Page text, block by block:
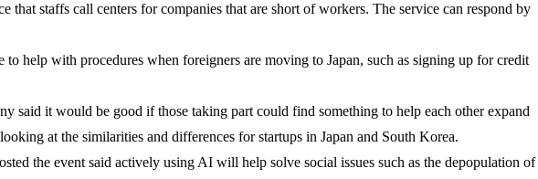
that staffs call centers for companies that are short of workers. The service can respond by
to help with procedures when foreigners are moving to Japan, such as signing up for credit
said it would be good if those taking part could find something to help each other expand
at the similarities and differences for startups in Japan and South Korea.
the event said actively using AI will help solve social issues such as the depopulation of